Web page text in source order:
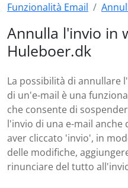
Funzionalità Email
Annulla l'invio in
Huleboer.dk
La possibilità di annullare
di un'e-mail è una
che consente di
l'invio di una e-mail anche
aver cliccato 'invio', in
delle modifiche,
rinunciare del tutto